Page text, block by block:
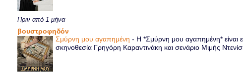
Πριν από 1 μήνα
βουστροφηδόν
Σμύρνη μου αγαπημένη- Η *Σμύρνη μου αγαπημένη* είναι
σκηνοθεσία Γρηγόρη Καραντινάκη και σενάριο Μιμής